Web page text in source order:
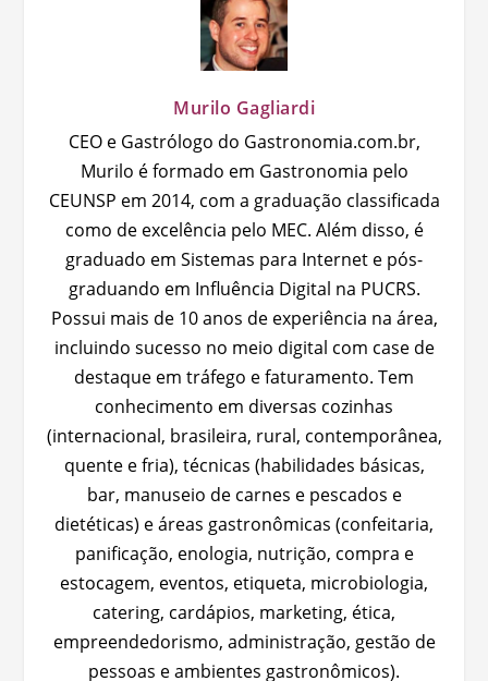
Murilo Gagliardi
CEO e Gastrólogo do Gastronomia.com.br,
Murilo é formado em Gastronomia pelo
CEUNSP em 2014, com a graduação classificada
como de excelência pelo MEC. Além disso, é
graduado em Sistemas para Internet e pós-
graduando em Influência Digital na PUCRS.
Possui mais de 10 anos de experiência na área,
incluindo sucesso no meio digital com case de
destaque em tráfego e faturamento. Tem
conhecimento em diversas cozinhas
(internacional, brasileira, rural, contemporânea,
quente e fria), técnicas (habilidades básicas,
bar, manuseio de carnes e pescados e
dietéticas) e áreas gastronômicas (confeitaria,
panificação, enologia, nutrição, compra e
estocagem, eventos, etiqueta, microbiologia,
catering, cardápios, marketing, ética,
empreendedorismo, administração, gestão de
pessoas e ambientes gastronômicos).